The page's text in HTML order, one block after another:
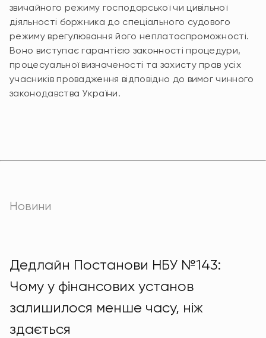
звичайного режиму господарської чи цивільної
діяльності боржника до спеціального судового
режиму врегулювання його неплатоспроможності.
Воно виступає гарантією законності процедури,
процесуальної визначеності та захисту прав усіх
учасників провадження відповідно до вимог чинного
законодавства України.
Новини
Дедлайн Постанови НБУ №143:
Чому у фінансових установ
залишилося менше часу, ніж
здається